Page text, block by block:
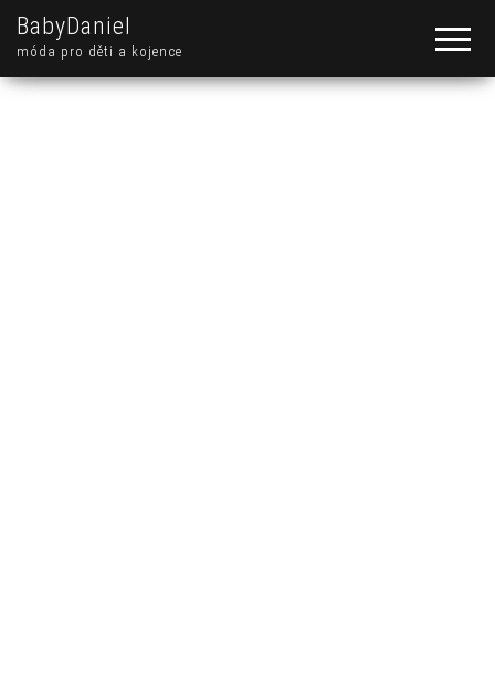
BabyDaniel
móda pro děti a kojence